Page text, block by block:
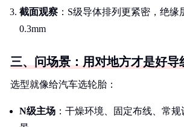
截面观察 ：S级导体排列更紧密，绝缘
0.3mm
三、问场景：用对地方才是好导
选型就像给汽车选轮胎：
N级主场 ：干燥环境、固定布线、常